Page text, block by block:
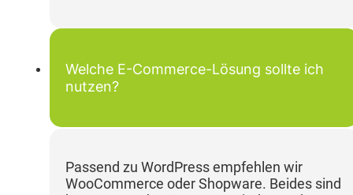
Welche E-Commerce-Lösung sollte ich
nutzen?
Passend zu WordPress empfehlen wir
WooCommerce oder Shopware. Beides sind